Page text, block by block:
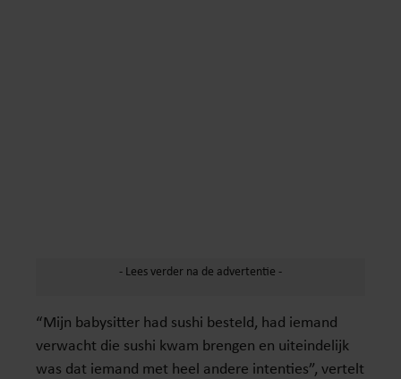
“Mijn babysitter had sushi besteld, had iemand
verwacht die sushi kwam brengen en uiteindelijk
was dat iemand met heel andere intenties”, vertelt